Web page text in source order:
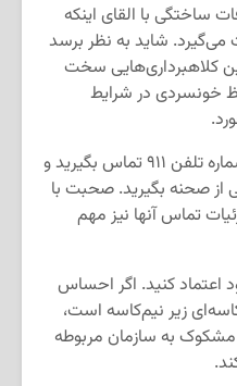
ساختگی با القای اینکه
شاید به نظر برسد
کلاهبرداری‌هایی سخت
خونسردی در شرایط
همیشه پس از هر تصادفی با شماره تلفن ۹۱۱ تماس بگیرید و
از صحنه بگیرید. صحبت با
تماس آنها نیز مهم
کنید. اگر احساس
زیر نیم‌کاسه است،
به سازمان مربوطه